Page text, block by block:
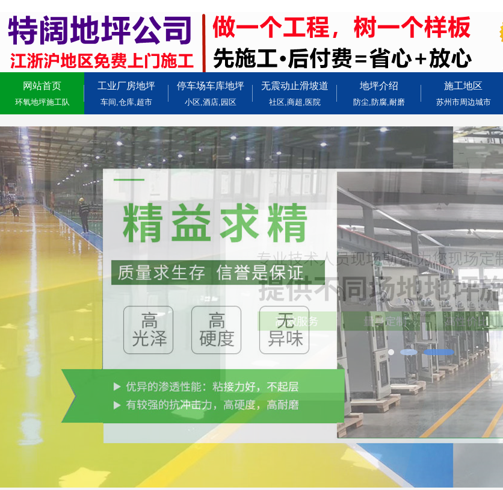
网站首页
环氧地坪施工队
工业厂房地坪
车间,仓库,超市
停车场车库地坪
小区,酒店,园区
无震动止滑坡道
社区,商超,医院
地坪介绍
防尘,防腐,耐磨
施工地区
苏州市周边城市